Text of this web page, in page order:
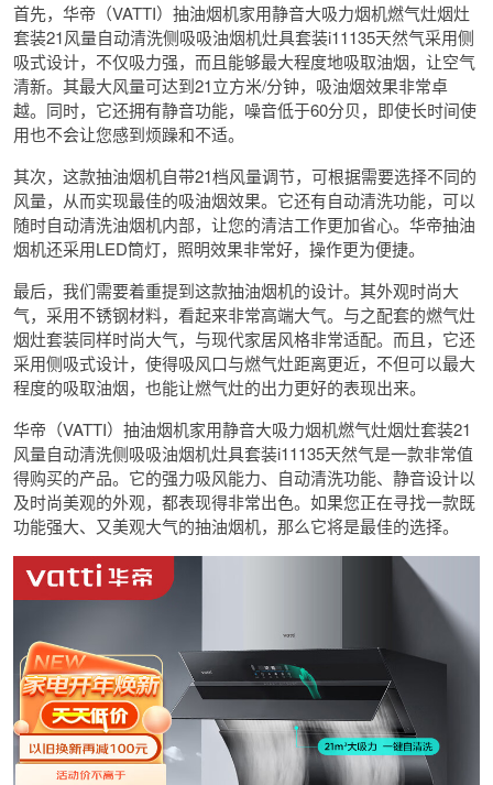
首先，华帝（VATTI）抽油烟机家用静音大吸力烟机燃气灶烟灶
套装21风量自动清洗侧吸吸油烟机灶具套装i11135天然气采用侧
吸式设计，不仅吸力强，而且能够最大程度地吸取油烟，让空气
清新。其最大风量可达到21立方米/分钟，吸油烟效果非常卓
越。同时，它还拥有静音功能，噪音低于60分贝，即使长时间使
用也不会让您感到烦躁和不适。
其次，这款抽油烟机自带21档风量调节，可根据需要选择不同的
风量，从而实现最佳的吸油烟效果。它还有自动清洗功能，可以
随时自动清洗油烟机内部，让您的清洁工作更加省心。华帝抽油
烟机还采用LED筒灯，照明效果非常好，操作更为便捷。
最后，我们需要着重提到这款抽油烟机的设计。其外观时尚大
气，采用不锈钢材料，看起来非常高端大气。与之配套的燃气灶
烟灶套装同样时尚大气，与现代家居风格非常适配。而且，它还
采用侧吸式设计，使得吸风口与燃气灶距离更近，不但可以最大
程度的吸取油烟，也能让燃气灶的出力更好的表现出来。
华帝（VATTI）抽油烟机家用静音大吸力烟机燃气灶烟灶套装21
风量自动清洗侧吸吸油烟机灶具套装i11135天然气是一款非常值
得购买的产品。它的强力吸风能力、自动清洗功能、静音设计以
及时尚美观的外观，都表现得非常出色。如果您正在寻找一款既
功能强大、又美观大气的抽油烟机，那么它将是最佳的选择。